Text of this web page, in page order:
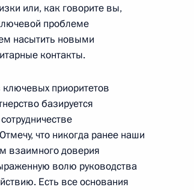
или, как говорите вы,
проблеме
насытить новыми
контакты.
приоритетов
базируется
что никогда ранее наши
взаимного доверия
волю руководства
Есть все основания